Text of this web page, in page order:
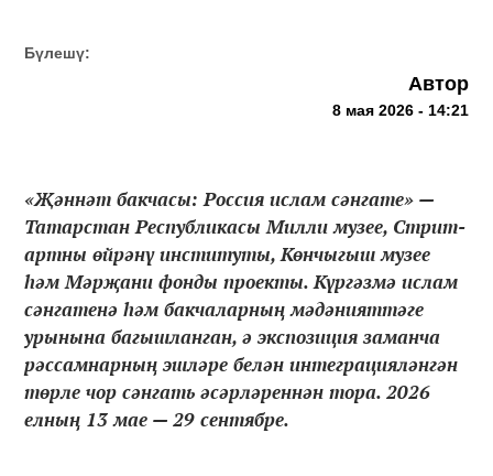
Бүлешү:
Автор
8 мая 2026 - 14:21
«Җәннәт бакчасы: Россия ислам сәнгате» —
Татарстан Республикасы Милли музее, Стрит-
артны өйрәнү институты, Көнчыгыш музее
һәм Мәрҗани фонды проекты. Күргәзмә ислам
сәнгатенә һәм бакчаларның мәдәнияттәге
урынына багышланган, ә экспозиция заманча
рәссамнарның эшләре белән интеграцияләнгән
төрле чор сәнгать әсәрләреннән тора. 2026
елның 13 мае — 29 сентябре.